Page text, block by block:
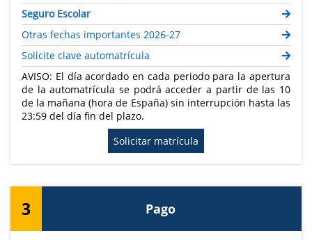
Seguro Escolar
Otras fechas importantes 2026-27
Solicite clave automatrícula
AVISO: El día acordado en cada periodo para la apertura
de la automatrícula se podrá acceder a partir de las 10
de la mañana (hora de España) sin interrupción hasta las
23:59 del día fin del plazo.
Solicitar matrícula
3 Pago